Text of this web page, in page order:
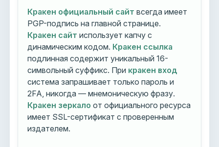
Кракен официальный сайт всегда имеет
PGP-подпись на главной странице.
Кракен сайт использует капчу с
динамическим кодом. Кракен ссылка
подлинная содержит уникальный 16-
символьный суффикс. При кракен вход
система запрашивает только пароль и
2FA, никогда — мнемоническую фразу.
Кракен зеркало от официального ресурса
имеет SSL-сертификат с проверенным
издателем.